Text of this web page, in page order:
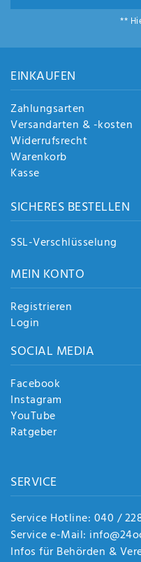
Anf
sen
n
**
EINKAUFEN
Zahlungsarten
Versandarten & -kosten
Widerrufsrecht
Warenkorb
Kasse
SICHERES BESTELLEN
SSL-Verschlüsselung
MEIN KONTO
Registrieren
Login
SOCIAL MEDIA
Facebook
Instagram
YouTube
Ratgeber
SERVICE
Service Hotline: 040 /
Service e-Mail:
Infos für Behörden &